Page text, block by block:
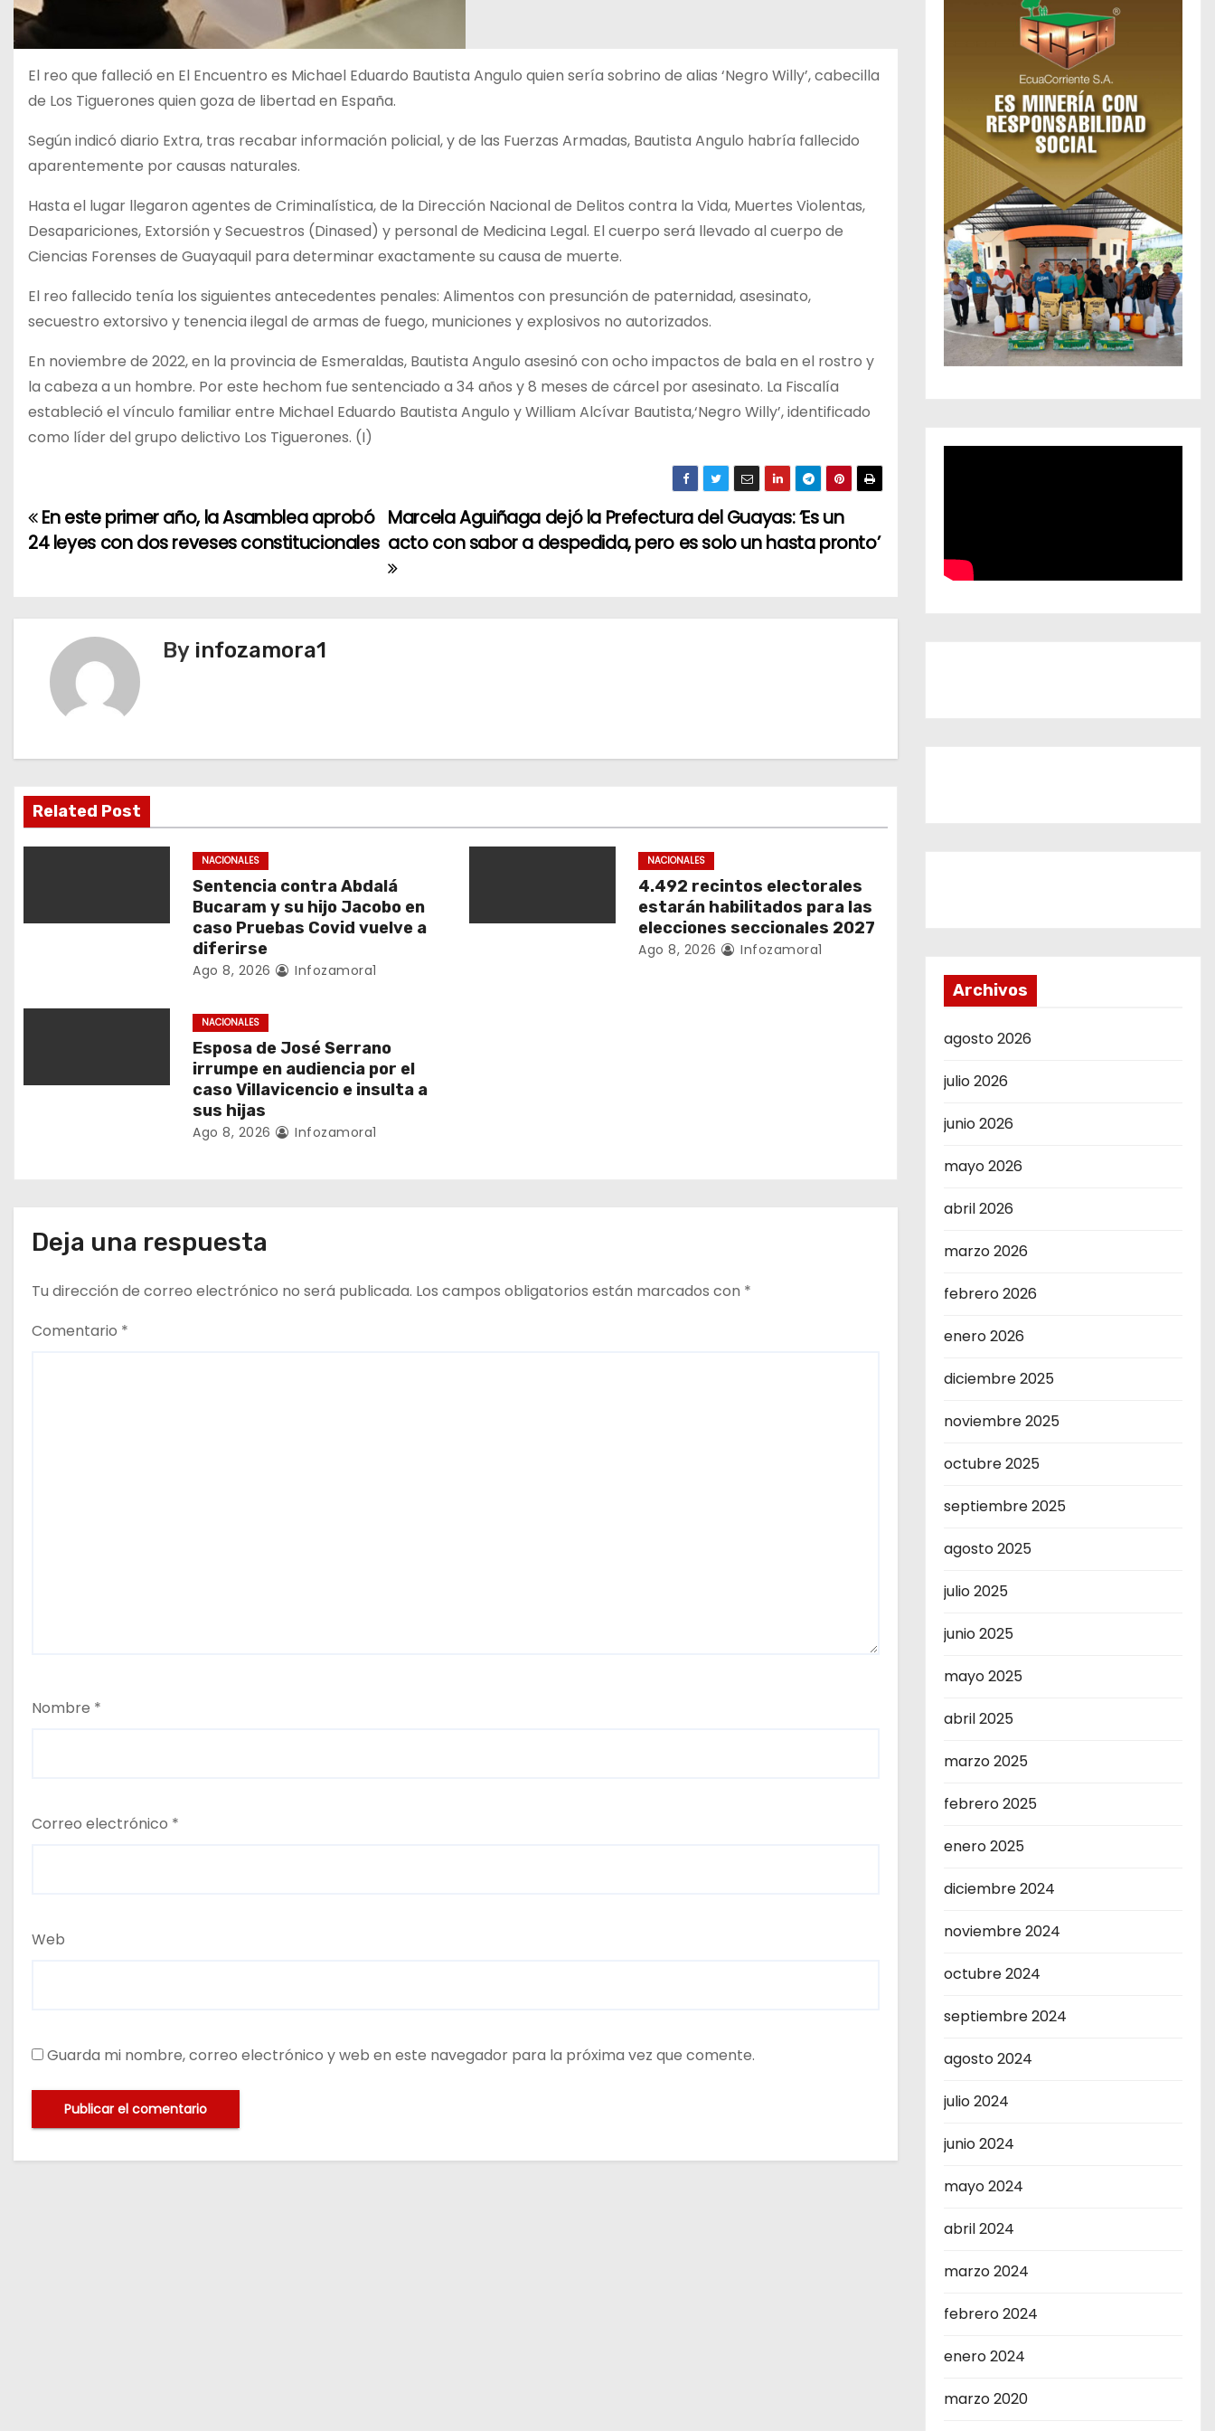
El reo que falleció en El Encuentro es Michael Eduardo Bautista Angulo quien sería sobrino de alias ‘Negro Willy’, cabecilla
de Los Tiguerones quien goza de libertad en España.
Según indicó diario Extra, tras recabar información policial, y de las Fuerzas Armadas, Bautista Angulo habría fallecido
aparentemente por causas naturales.
Hasta el lugar llegaron agentes de Criminalística, de la Dirección Nacional de Delitos contra la Vida, Muertes Violentas,
Desapariciones, Extorsión y Secuestros (Dinased) y personal de Medicina Legal. El cuerpo será llevado al cuerpo de
Ciencias Forenses de Guayaquil para determinar exactamente su causa de muerte.
El reo fallecido tenía los siguientes antecedentes penales: Alimentos con presunción de paternidad, asesinato,
secuestro extorsivo y tenencia ilegal de armas de fuego, municiones y explosivos no autorizados.
En noviembre de 2022, en la provincia de Esmeraldas, Bautista Angulo asesinó con ocho impactos de bala en el rostro y
la cabeza a un hombre. Por este hechom fue sentenciado a 34 años y 8 meses de cárcel por asesinato. La Fiscalía
estableció el vínculo familiar entre Michael Eduardo Bautista Angulo y William Alcívar Bautista,‘Negro Willy’, identificado
como líder del grupo delictivo Los Tiguerones. (I)
N
c
i
ó
n
r
s
Marcela Aguiñaga dejó la Prefectura del Guayas: ‘Es un
acto con sabor a despedida, pero es solo un hasta pronto’
En este primer año, la Asamblea aprobó
24 leyes con dos reveses constitucionales
By infozamora1
Related Post
NACIONALES
Sentencia contra Abdalá
Bucaram y su hijo Jacobo en
caso Pruebas Covid vuelve a
diferirse
Ago 8, 2026 Infozamora1
NACIONALES
4.492 recintos electorales
estarán habilitados para las
elecciones seccionales 2027
Ago 8, 2026 Infozamora1
NACIONALES
Esposa de José Serrano
irrumpe en audiencia por el
caso Villavicencio e insulta a
sus hijas
Ago 8, 2026 Infozamora1
Deja una respuesta
Tu dirección de correo electrónico no será publicada. Los campos obligatorios están marcados con *
Comentario *
Nombre *
Correo electrónico *
Web
Guarda mi nombre, correo electrónico y web en este navegador para la próxima vez que comente.
Archivos
agosto 2026
julio 2026
junio 2026
mayo 2026
abril 2026
marzo 2026
febrero 2026
enero 2026
diciembre 2025
noviembre 2025
octubre 2025
septiembre 2025
agosto 2025
julio 2025
junio 2025
mayo 2025
abril 2025
marzo 2025
febrero 2025
enero 2025
diciembre 2024
noviembre 2024
octubre 2024
septiembre 2024
agosto 2024
julio 2024
junio 2024
mayo 2024
abril 2024
marzo 2024
febrero 2024
enero 2024
marzo 2020